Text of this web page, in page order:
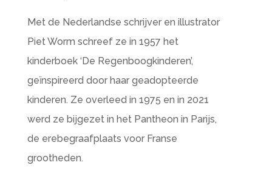
Met de Nederlandse schrijver en illustrator
Piet Worm schreef ze in 1957 het
kinderboek ‘De Regenboogkinderen’,
geïnspireerd door haar geadopteerde
kinderen. Ze overleed in 1975 en in 2021
werd ze bijgezet in het Pantheon in Parijs,
de erebegraafplaats voor Franse
grootheden.